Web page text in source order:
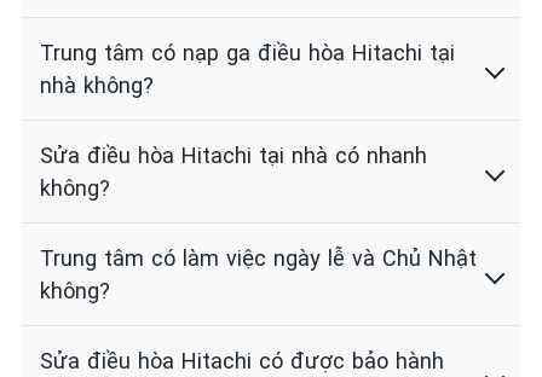
Trung tâm có nạp ga điều hòa Hitachi tại
nhà không?
Sửa điều hòa Hitachi tại nhà có nhanh
không?
Trung tâm có làm việc ngày lễ và Chủ Nhật
không?
Sửa điều hòa Hitachi có được bảo hành